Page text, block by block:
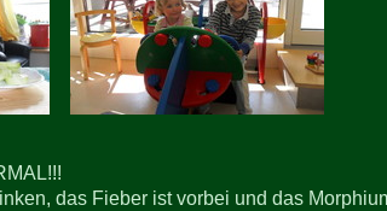
das Fieber ist vorbei und das